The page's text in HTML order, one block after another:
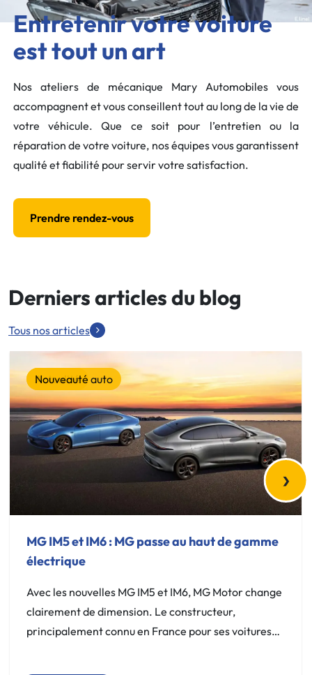
Entretenir votre voiture
est tout un art
Nos ateliers de mécanique Mary Automobiles vous
accompagnent et vous conseillent tout au long de la vie de
votre véhicule. Que ce soit pour l’entretien ou la
réparation de votre voiture, nos équipes vous garantissent
qualité et fiabilité pour servir votre satisfaction.
Prendre rendez-vous
Derniers articles du blog
Tous nos articles
Actualité
Nouveauté auto
MG IM5 et IM6 : MG passe au haut de gamme
électrique
Avec les nouvelles MG IM5 et IM6, MG Motor change
clairement de dimension. Le constructeur,
principalement connu en France pour ses voitures
›